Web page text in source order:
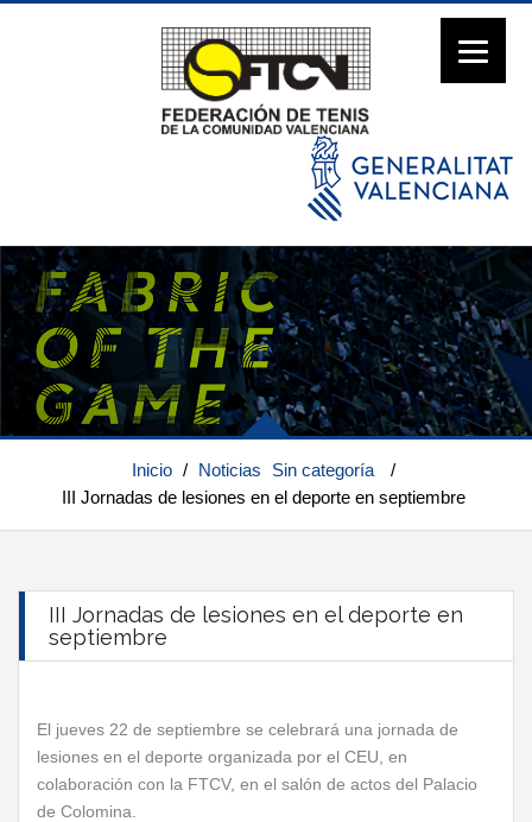
Inicio / Noticias Sin categoría
/
III Jornadas de lesiones en el deporte en septiembre
III Jornadas de lesiones en el deporte en
septiembre
El jueves 22 de septiembre se celebrará una jornada de
lesiones en el deporte organizada por el CEU, en
colaboración con la FTCV, en el salón de actos del Palacio
de Colomina.